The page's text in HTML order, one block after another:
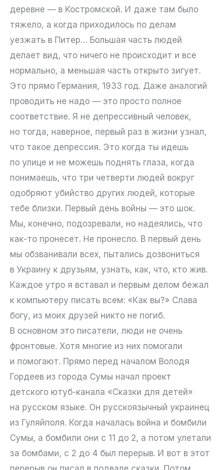
деревне — в Костромской. И даже там было
тяжело, а когда приходилось по делам
уезжать в Питер… Большая часть людей
делает вид, что ничего не происходит и все
нормально, а меньшая часть открыто зигует.
Это прямо Германия, 1933 год. Даже аналогий
проводить не надо — это просто полное
соответствие. Я не депрессивный человек,
но тогда, наверное, первый раз в жизни узнал,
что такое депрессия. Это когда ты идешь
по улице и не можешь поднять глаза, когда
понимаешь, что три четверти людей вокруг
одобряют убийство других людей, которые
тебе близки. Первый день войны — это шок.
Мы, конечно, подозревали, но надеялись, что
как-то пронесет. Не пронесло. В первый день
мы обзванивали всех, пытались дозвониться
в Украину к друзьям, узнать, как, что, кто жив.
Каждое утро я вставал и первым делом бежал
к компьютеру писать всем: «Как вы?» Слава
богу, из моих друзей никто не погиб.
В основном это писатели, люди не очень
фронтовые. Хотя многие из них помогали
и помогают. Прямо перед началом Володя
Гордеев из города Сумы начал проект
детского ютуб-канала «Сказки для детей»
на русском языке. Он русскоязычный украинец
из Гуляйполя. Когда началась война и бомбили
Сумы, а бомбили они с 11 до 2, а потом улетали
за бомбами, с 2 до 4 был перерыв. И вот в этот